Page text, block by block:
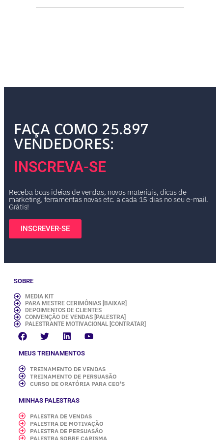
FAÇA COMO 25.897
VENDEDORES:
INSCREVA-SE
Receba boas ideias de vendas, novos materiais, dicas de
marketing, ferramentas novas etc. a cada 15 dias no seu e-mail.
Grátis!
INSCREVER-SE
SOBRE
MEDIA KIT
PARA MESTRE CERIMÔNIAS [BAIXAR]
DEPOIMENTOS DE CLIENTES
CONVENÇÃO DE VENDAS [PALESTRA]
PALESTRANTE MOTIVACIONAL [CONTRATAR]
MEUS TREINAMENTOS
TREINAMENTO DE VENDAS
TREINAMENTO DE PERSUASÃO
CURSO DE ORATÓRIA PARA CEO'S
MINHAS PALESTRAS
PALESTRA DE VENDAS
PALESTRA DE MOTIVAÇÃO
PALESTRA DE PERSUASÃO
PALESTRA SOBRE CARISMA